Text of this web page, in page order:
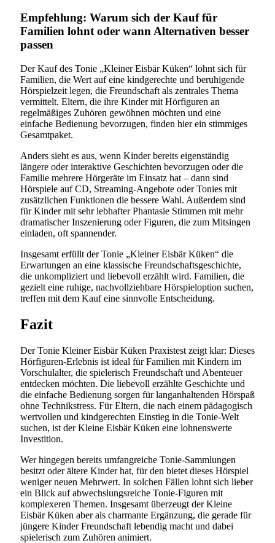
Empfehlung: Warum sich der Kauf für
Familien lohnt oder wann Alternativen besser
passen
Der Kauf des Tonie „Kleiner Eisbär Küken“ lohnt sich für
Familien, die Wert auf eine kindgerechte und beruhigende
Hörspielzeit legen, die Freundschaft als zentrales Thema
vermittelt. Eltern, die ihre Kinder mit Hörfiguren an
regelmäßiges Zuhören gewöhnen möchten und eine
einfache Bedienung bevorzugen, finden hier ein stimmiges
Gesamtpaket.
Anders sieht es aus, wenn Kinder bereits eigenständig
längere oder interaktive Geschichten bevorzugen oder die
Familie mehrere Hörgeräte im Einsatz hat – dann sind
Hörspiele auf CD, Streaming-Angebote oder Tonies mit
zusätzlichen Funktionen die bessere Wahl. Außerdem sind
für Kinder mit sehr lebhafter Phantasie Stimmen mit mehr
dramatischer Inszenierung oder Figuren, die zum Mitsingen
einladen, oft spannender.
Insgesamt erfüllt der Tonie „Kleiner Eisbär Küken“ die
Erwartungen an eine klassische Freundschaftsgeschichte,
die unkompliziert und liebevoll erzählt wird. Familien, die
gezielt eine ruhige, nachvollziehbare Hörspieloption suchen,
treffen mit dem Kauf eine sinnvolle Entscheidung.
Fazit
Der Tonie Kleiner Eisbär Küken Praxistest zeigt klar: Dieses
Hörfiguren-Erlebnis ist ideal für Familien mit Kindern im
Vorschulalter, die spielerisch Freundschaft und Abenteuer
entdecken möchten. Die liebevoll erzählte Geschichte und
die einfache Bedienung sorgen für langanhaltenden Hörspaß
ohne Technikstress. Für Eltern, die nach einem pädagogisch
wertvollen und kindgerechten Einstieg in die Tonie-Welt
suchen, ist der Kleine Eisbär Küken eine lohnenswerte
Investition.
Wer hingegen bereits umfangreiche Tonie-Sammlungen
besitzt oder ältere Kinder hat, für den bietet dieses Hörspiel
weniger neuen Mehrwert. In solchen Fällen lohnt sich lieber
ein Blick auf abwechslungsreiche Tonie-Figuren mit
komplexeren Themen. Insgesamt überzeugt der Kleine
Eisbär Küken aber als charmante Ergänzung, die gerade für
jüngere Kinder Freundschaft lebendig macht und dabei
spielerisch zum Zuhören animiert.